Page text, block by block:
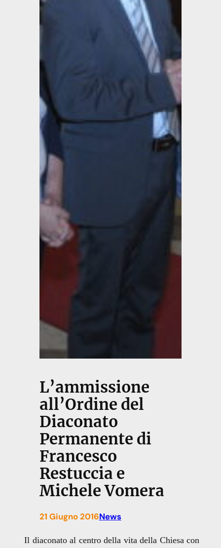
L’ammissione
all’Ordine del
Diaconato
Permanente di
Francesco
Restuccia e
Michele Vomera
21 Giugno 2016News
Il diaconato al centro della vita della Chiesa con